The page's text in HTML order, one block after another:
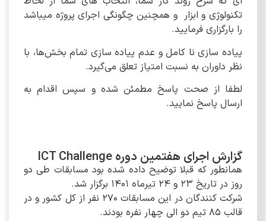
تکنولوژی و ابزار و همچنین چگونگی اجرای پروژه میباشد
را بارگزاری فرمایید.
پیاده سازی نا کامل و عدم پیاده سازی تمام بخش‌ها، با
نظر داوران به نسبت امتیاز تعلق می‌گیرد.
لطفا از صحت پاسخ مطمئن شده و سپس اقدام به
ارسال پاسخ نمایید.
گزارش اجرای هفتمین دوره ICT Challenge
همانطور که قبلا توضیح داده شده بود مسابقات طی دو
روز در تاریخ 23 و 24 تیرماه 1401 برگزار شد.
شرکت کنندگان در این مسابقات 270 نفر از کل کشور و در
قالب 85 تیم دو الی چهار نفره بودند.